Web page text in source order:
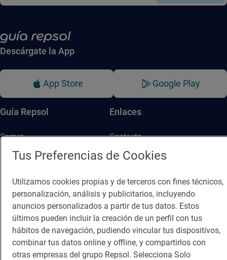
Descárgate la App
App Store Google Play
Guía Repsol
Comer
Viajar
Enlaces
Contacto
Sala de prensa
Política de privacidad Política de cookies Nota legal
Tus Preferencias de Cookies
Utilizamos cookies propias y de terceros con fines técnicos,
personalización, análisis y publicitarios, incluyendo
anuncios personalizados a partir de tus datos. Estos
últimos pueden incluir la creación de un perfil con tus
hábitos de navegación, pudiendo vincular tus dispositivos,
combinar tus datos online y offline, y compartirlos con
otras empresas del grupo Repsol. Selecciona Solo